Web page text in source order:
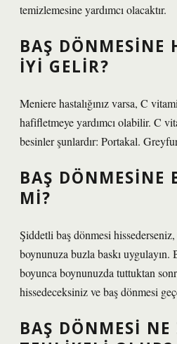
temizlemesine yardımcı olacaktır.
BAŞ DÖNMESINE
IYI GELIR?
Meniere hastalığınız varsa, C
hafifletmeye yardımcı olabilir. C
besinler şunlardır: Portakal.
BAŞ DÖNMESINE
MI?
Şiddetli baş dönmesi
boynunuza buzla baskı uygulayın.
boyunca boynunuzda tuttuktan
hissedeceksiniz ve baş dönmesi
BAŞ DÖNMESI